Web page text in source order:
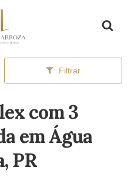
Filtrar
com 3
em Água
PR